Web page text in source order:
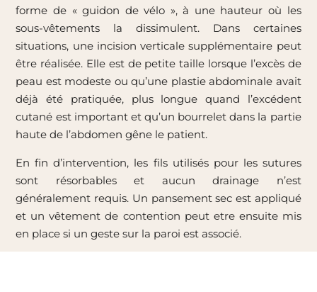
forme de « guidon de vélo », à une hauteur où les
sous-vêtements la dissimulent. Dans certaines
situations, une incision verticale supplémentaire peut
être réalisée. Elle est de petite taille lorsque l’excès de
peau est modeste ou qu’une plastie abdominale avait
déjà été pratiquée, plus longue quand l’excédent
cutané est important et qu’un bourrelet dans la partie
haute de l’abdomen gêne le patient.
En fin d’intervention, les fils utilisés pour les sutures
sont résorbables et aucun drainage n’est
généralement requis. Un pansement sec est appliqué
et un vêtement de contention peut etre ensuite mis
en place si un geste sur la paroi est associé.